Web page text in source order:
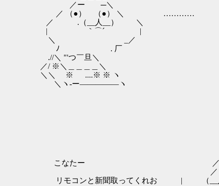
／ー ─＼
／ （●） （●） ＼ …………
／ .（__人__） ＼
| ｀⌒´ |
＼ _／
ﾉ . 厂
.//＼ "'つ￣旦＼
／/ ※＼＿＿＿＿＼
＼＼ ※ ....※ ※ ヽ
＼ヽ-ー―――――ヽ
こなたー
／ （●） （
リモコンと新聞取ってくれ